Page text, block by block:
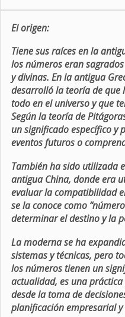
El origen:
Tiene sus raíces en la
los números eran
y divinas. En la antigua
desarrolló la teoría de que
todo en el universo y que
Según la teoría de
un significado específico y
eventos futuros o
También ha sido utilizada
antigua China, donde era
evaluar la compatibilidad
se la conoce como
determinar el destino y la
La moderna se ha
sistemas y técnicas, pero
los números tienen un
actualidad, es una
desde la toma de
planificación empresarial